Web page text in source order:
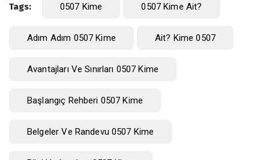
Tags: 0507 Kime 0507 Kime Ait?
Adım Adım 0507 Kime Ait? Kime 0507
Avantajları Ve Sınırları 0507 Kime
Başlangıç Rehberi 0507 Kime
Belgeler Ve Randevu 0507 Kime